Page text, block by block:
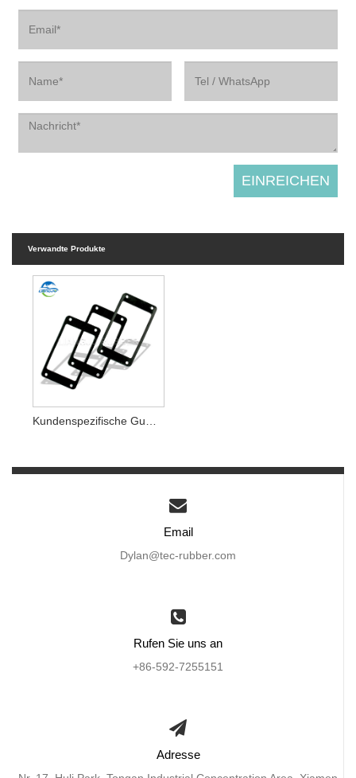
Verwandte Produkte
Kundenspezifische Gummidichtungen
Email
Dylan@tec-rubber.com
Rufen Sie uns an
+86-592-7255151
Adresse